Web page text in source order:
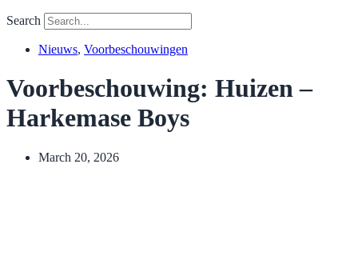
Search
Nieuws, Voorbeschouwingen
Voorbeschouwing: Huizen –
Harkemase Boys
March 20, 2026